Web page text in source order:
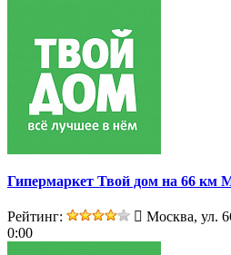
Гипермаркет Твой дом на 66
Рейтинг: Москва, ул.
0:00